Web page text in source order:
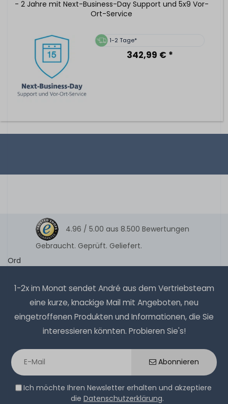
- 2 Jahre mit Next-Business-Day Support und 5x9 Vor-
Ort-Service
1-2 Tage*
342,99 € *
4.96 / 5.00 aus 8.500 Bewertungen
Gebraucht. Geprüft. Geliefert.
Ord
1-2x im Monat sendet André aus dem Vertriebsteam
eine kurze, knackige Mail mit Angeboten, neu
eingetroffenen Produkten und Informationen, die Sie
interessieren könnten. Probieren Sie's!
Abonnieren
Ich möchte Ihren Newsletter erhalten und akzeptiere
die Datenschutzerklärung.